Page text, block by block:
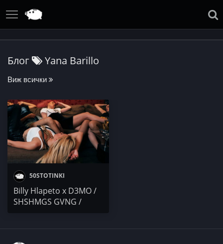
Блог Yana Barillo
Виж всички
50STOTINKI
Billy Hlapeto x D3MO /
SHSHMGS GVNG /